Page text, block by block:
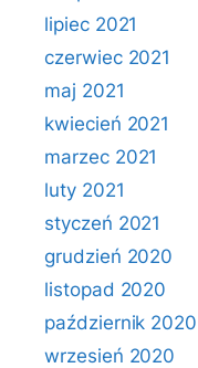
lipiec 2021
czerwiec 2021
maj 2021
kwiecień 2021
marzec 2021
luty 2021
styczeń 2021
grudzień 2020
listopad 2020
październik 2020
wrzesień 2020